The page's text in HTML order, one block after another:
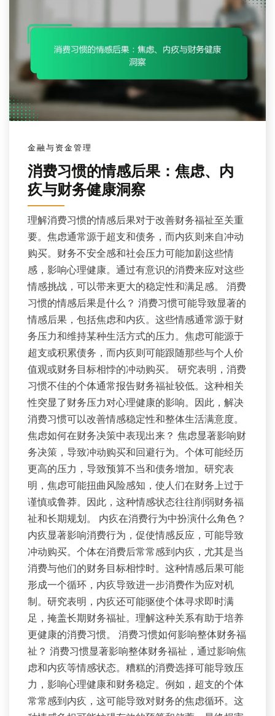
金融与资金管理
消费习惯的情感后果：焦虑、内
疚与财务健康洞察
理解消费习惯的情感后果对于改善财务福祉至关重
要。焦虑通常源于超支和债务，而内疚则来自冲动
购买。财务不安全感和社会压力可能加剧这些情
感，影响心理健康。通过有意识的消费来应对这些
情感挑战，可以带来更大的稳定性和满足感。 消费
习惯的情感后果是什么？ 消费习惯可能导致显著的
情感后果，包括焦虑和内疚。这些情感通常源于财
务压力和维持某种生活方式的压力。焦虑可能源于
超支或积累债务，而内疚则可能跟随那些与个人价
值观或财务目标相悖的冲动购买。 研究表明，消费
习惯不佳的个体通常报告财务福祉较低。这种相关
性突显了财务压力对心理健康的影响。因此，解决
消费习惯可以改善情感稳定性和整体生活满意度。
焦虑如何在财务决策中表现出来？ 焦虑显著影响财
务决策，导致冲动购买和回避行为。个体可能经历
更高的压力，导致预算不当和债务增加。研究表
明，焦虑可能扭曲风险感知，使人们在财务上过于
谨慎或鲁莽。因此，这种情感状态往往削弱财务福
祉和长期规划。 内疚在消费行为中扮演什么角色？
内疚显著影响消费行为，促使情感反应，可能导致
冲动购买。个体在消费后常常感到内疚，尤其是当
消费与他们的财务目标相悖时。这种情感后果可能
形成一个循环，内疚导致进一步消费作为应对机
制。研究表明，内疚还可能驱使个体寻求即时满
足，掩盖长期财务福祉。理解这种关系有助于培养
更健康的消费习惯。 消费习惯如何影响整体财务福
祉？ 消费习惯显著影响整体财务福祉，通过影响焦
虑和内疚等情感状态。糟糕的消费选择可能导致压
力，影响心理健康和财务稳定。例如，超支的个体
常常感到内疚，这可能导致对财务的焦虑循环。这